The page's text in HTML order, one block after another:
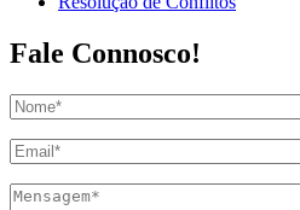
Fale Connosco!